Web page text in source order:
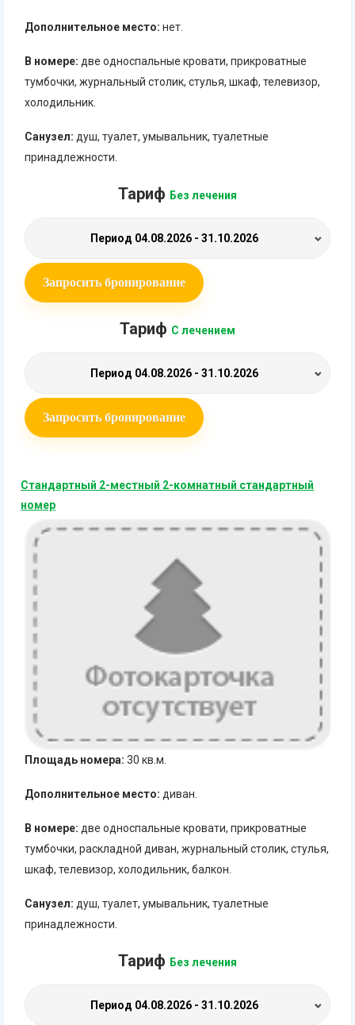
Дополнительное место: нет.
В номере: две односпальные кровати, прикроватные
тумбочки, журнальный столик, стулья, шкаф, телевизор,
холодильник.
Санузел: душ, туалет, умывальник, туалетные
принадлежности.
Тариф Без лечения
Период 04.08.2026 - 31.10.2026
Запросить бронирование
Тариф С лечением
Период 04.08.2026 - 31.10.2026
Запросить бронирование
Стандартный 2-местный 2-комнатный стандартный
номер
Площадь номера: 30 кв.м.
Дополнительное место: диван.
В номере: две односпальные кровати, прикроватные
тумбочки, раскладной диван, журнальный столик, стулья,
шкаф, телевизор, холодильник, балкон.
Санузел: душ, туалет, умывальник, туалетные
принадлежности.
Тариф Без лечения
Период 04.08.2026 - 31.10.2026